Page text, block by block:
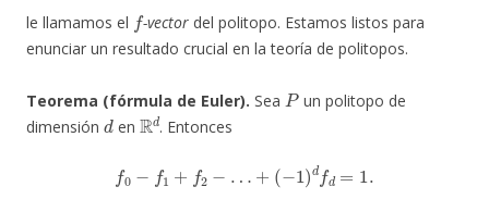
le llamamos el -vector del politopo. Estamos listos para
enunciar un resultado crucial en la teoría de politopos.
Teorema (fórmula de Euler). Sea
P
un politopo de
dimensión
d
en
Rd
. Entonces
0− 1 +f − 1 dfd=